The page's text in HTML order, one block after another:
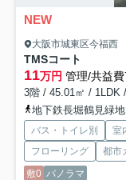
NEW
大阪市城東区今福西
TMSコート
11万円 管理/共益
3階 / 45.01㎡ / 1LDK
地下鉄長堀鶴見緑
バス・トイレ別 室
フローリング
都市
敷0 パノラマ